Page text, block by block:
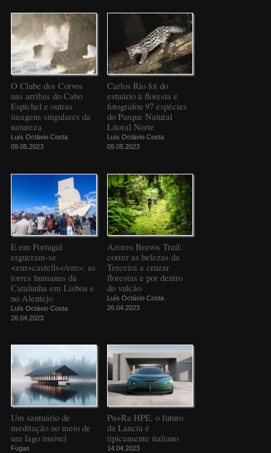
O Clube dos Corvos
nas arribas do Cabo
Espichel e outras
imagens singulares da
natureza
Luís Octávio Costa
09.05.2023
Carlos Rio foi do
estuário à floresta e
fotografou 97 espécies
do Parque Natural
Litoral Norte
Luís Octávio Costa
09.05.2023
E em Portugal
ergueram-se
<em>castells</em>: as
torres humanas da
Catalunha em Lisboa e
no Alentejo
Luís Octávio Costa
26.04.2023
Azores Bravos Trail:
correr as belezas da
Terceira a cruzar
florestas e por dentro
do vulcão
Luís Octávio Costa
26.04.2023
Um santuário de
meditação no meio de
um lago imóvel
Fugas
Pu+Ra HPE, o futuro
da Lancia é
tipicamente italiano
14.04.2023